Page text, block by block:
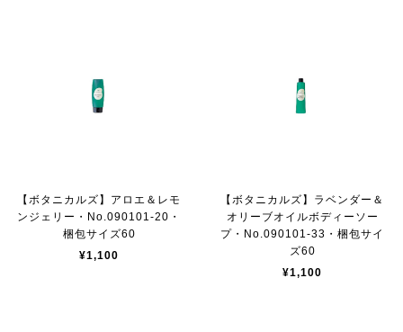
【ボタニカルズ】アロエ＆レモ
ンジェリー・No.090101-20・
梱包サイズ60
¥1,100
【ボタニカルズ】ラベンダー＆
オリーブオイルボディーソー
プ・No.090101-33・梱包サイ
ズ60
¥1,100